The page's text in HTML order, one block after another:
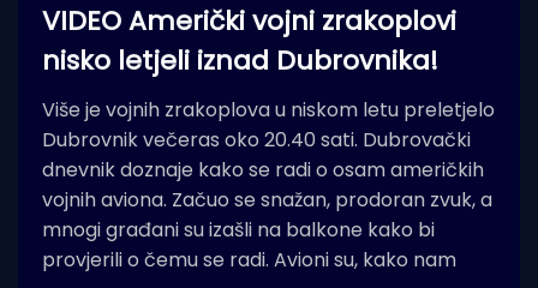
VIDEO Američki vojni zrakoplovi
nisko letjeli iznad Dubrovnika!
Više je vojnih zrakoplova u niskom letu preletjelo
Dubrovnik večeras oko 20.40 sati. Dubrovački
dnevnik doznaje kako se radi o osam američkih
vojnih aviona. Začuo se snažan, prodoran zvuk, a
mnogi građani su izašli na balkone kako bi
provjerili o čemu se radi. Avioni su, kako nam